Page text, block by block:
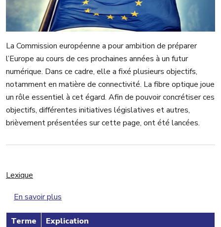
La Commission européenne a pour ambition de préparer
l’Europe au cours de ces prochaines années à un futur
numérique. Dans ce cadre, elle a fixé plusieurs objectifs,
notamment en matière de connectivité. La fibre optique joue
un rôle essentiel à cet égard. Afin de pouvoir concrétiser ces
objectifs, différentes initiatives législatives et autres,
brièvement présentées sur cette page, ont été lancées.
Lexique
En savoir plus
Terme Explication